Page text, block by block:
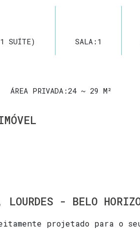
SUÍTE) SALA: 1
ÁREA PRIVADA: 24 ~ 29 M²
- BELO
projetado para o